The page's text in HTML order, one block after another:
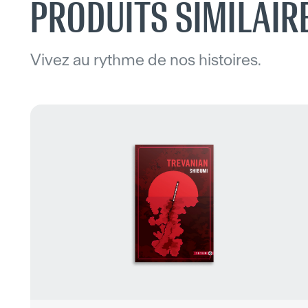
PRODUITS
Vivez au rythme de nos histoires.